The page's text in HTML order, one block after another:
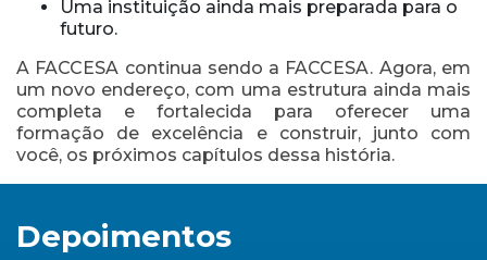
Uma instituição ainda mais preparada para o
futuro.
A FACCESA continua sendo a FACCESA. Agora, em
um novo endereço, com uma estrutura ainda mais
completa e fortalecida para oferecer uma
formação de excelência e construir, junto com
você, os próximos capítulos dessa história.
Depoimentos